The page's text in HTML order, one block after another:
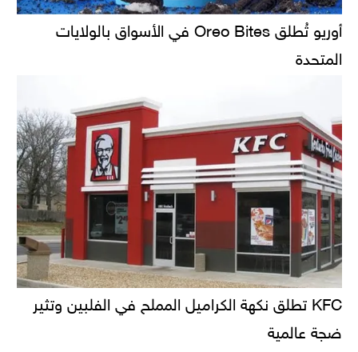
أوريو تُطلق Oreo Bites في الأسواق بالولايات
المتحدة
KFC تطلق نكهة الكراميل المملح في الفلبين وتثير
ضجة عالمية